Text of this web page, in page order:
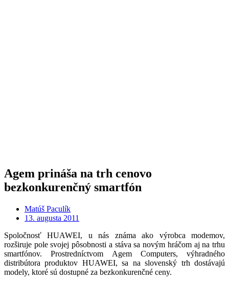
Agem prináša na trh cenovo
bezkonkurenčný smartfón
Matúš Paculík
13. augusta 2011
Spoločnosť HUAWEI, u nás známa ako výrobca modemov,
rozširuje pole svojej pôsobnosti a stáva sa novým hráčom aj na trhu
smartfónov. Prostredníctvom Agem Computers, výhradného
distribútora produktov HUAWEI, sa na slovenský trh dostávajú
modely, ktoré sú dostupné za bezkonkurenčné ceny.